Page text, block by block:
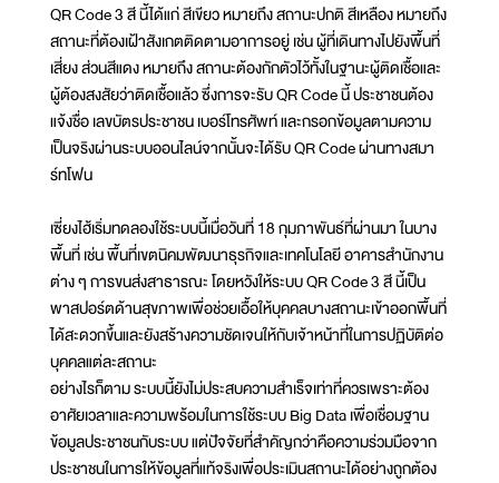
QR Code 3 สี นี้ได้แก่ สีเขียว หมายถึง สถานะปกติ สีเหลือง หมายถึง
สถานะที่ต้องเฝ้าสังเกตติดตามอาการอยู่ เช่น ผู้ที่เดินทางไปยังพื้นที่
เสี่ยง ส่วนสีแดง หมายถึง สถานะต้องกักตัวไว้ทั้งในฐานะผู้ติดเชื้อและ
ผู้ต้องสงสัยว่าติดเชื้อแล้ว ซึ่งการจะรับ QR Code นี้ ประชาชนต้อง
แจ้งชื่อ เลขบัตรประชาชน เบอร์โทรศัพท์ และกรอกข้อมูลตามความ
เป็นจริงผ่านระบบออนไลน์จากนั้นจะได้รับ QR Code ผ่านทางสมา
ร์ทโฟน
เซี่ยงไฮ้เริ่มทดลองใช้ระบบนี้เมื่อวันที่ 18 กุมภาพันธ์ที่ผ่านมา ในบาง
พื้นที่ เช่น พื้นที่เขตนิคมพัฒนาธุรกิจและเทคโนโลยี อาคารสำนักงาน
ต่าง ๆ การขนส่งสาธารณะ โดยหวังให้ระบบ QR Code 3 สี นี้เป็น
พาสปอร์ตด้านสุขภาพเพื่อช่วยเอื้อให้บุคคลบางสถานะเข้าออกพื้นที่
ได้สะดวกขึ้นและยังสร้างความชัดเจนให้กับเจ้าหน้าที่ในการปฏิบัติต่อ
บุคคลแต่ละสถานะ
อย่างไรก็ตาม ระบบนี้ยังไม่ประสบความสำเร็จเท่าที่ควรเพราะต้อง
อาศัยเวลาและความพร้อมในการใช้ระบบ Big Data เพื่อเชื่อมฐาน
ข้อมูลประชาชนกับระบบ แต่ปัจจัยที่สำคัญกว่าคือความร่วมมือจาก
ประชาชนในการให้ข้อมูลที่แท้จริงเพื่อประเมินสถานะได้อย่างถูกต้อง